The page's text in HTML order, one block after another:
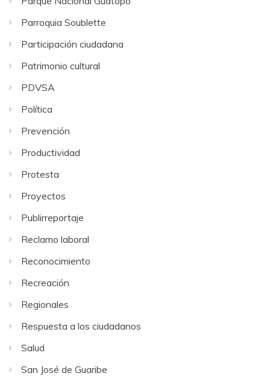
Parroquia Soublette
Participación ciudadana
Patrimonio cultural
PDVSA
Política
Prevención
Productividad
Protesta
Proyectos
Publirreportaje
Reclamo laboral
Reconocimiento
Recreación
Regionales
Respuesta a los ciudadanos
Salud
San José de Guaribe